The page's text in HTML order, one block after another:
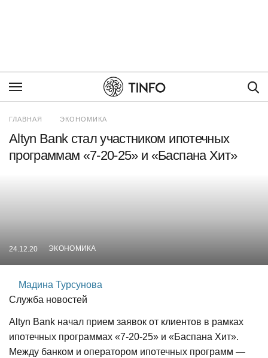
ГЛАВНАЯ ЭКОНОМИКА
Altyn Bank стал участником ипотечных
программам «7-20-25» и «Баспана Хит»
24.12.20 ЭКОНОМИКА
Мадина Турсунова
Служба новостей
Altyn Bank начал прием заявок от клиентов в рамках
ипотечных программах «7-20-25» и «Баспана Хит».
Между банком и оператором ипотечных программ —